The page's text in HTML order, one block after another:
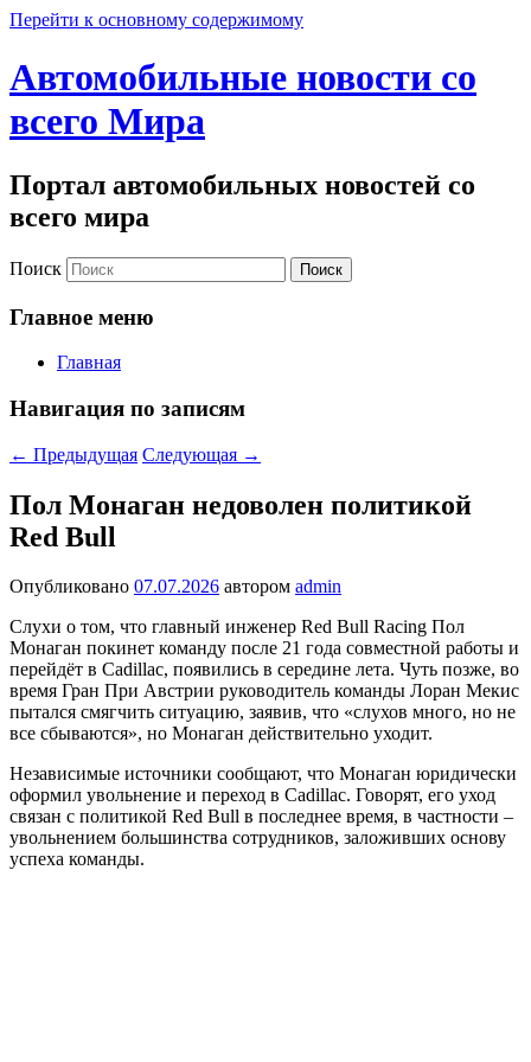
Перейти к основному содержимому
Автомобильные новости со
всего Мира
Портал автомобильных новостей со
всего мира
Поиск
Главное меню
Главная
Навигация по записям
← Предыдущая Следующая →
Пол Монаган недоволен политикой
Red Bull
Опубликовано 07.07.2026 автором admin
Слухи о том, что главный инженер Red Bull Racing Пол
Монаган покинет команду после 21 года совместной работы и
перейдёт в Cadillac, появились в середине лета. Чуть позже, во
время Гран При Австрии руководитель команды Лоран Мекис
пытался смягчить ситуацию, заявив, что «слухов много, но не
все сбываются», но Монаган действительно уходит.
Независимые источники сообщают, что Монаган юридически
оформил увольнение и переход в Cadillac. Говорят, его уход
связан с политикой Red Bull в последнее время, в частности –
увольнением большинства сотрудников, заложивших основу
успеха команды.